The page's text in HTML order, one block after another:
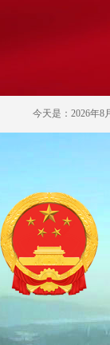
今天是：2026年8